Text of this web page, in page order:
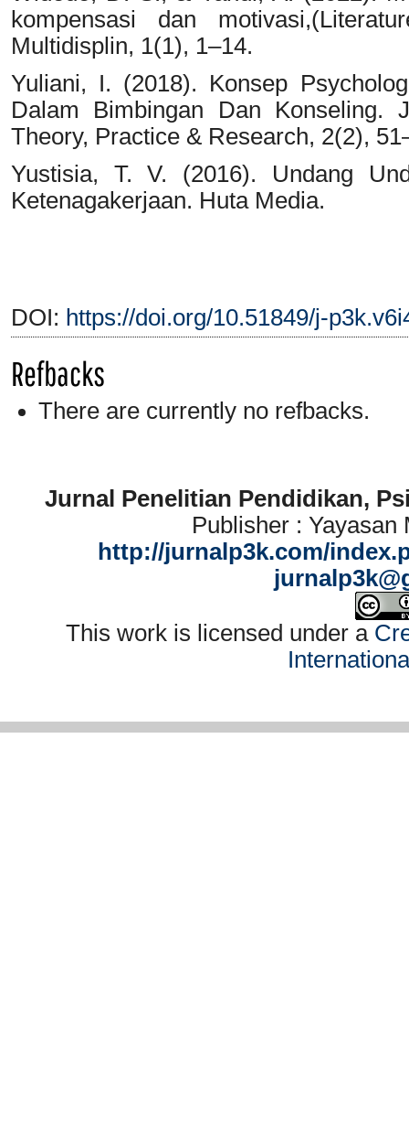
kompensasi dan
Multidisplin, 1(1), 1–14.
Yuliani, I. (2018). Konsep
Dalam Bimbingan Dan Konseling.
Theory, Practice & Research, 2(2),
Yustisia, T. V. (2016). Undang
Ketenagakerjaan. Huta Media.
DOI: https://doi.org/10.51849/j-
Refbacks
There are currently no refbacks.
Jurnal Penelitian Pendidikan,
Publisher : Yayasan
http://jurnalp3k.com/
This work is licensed under a